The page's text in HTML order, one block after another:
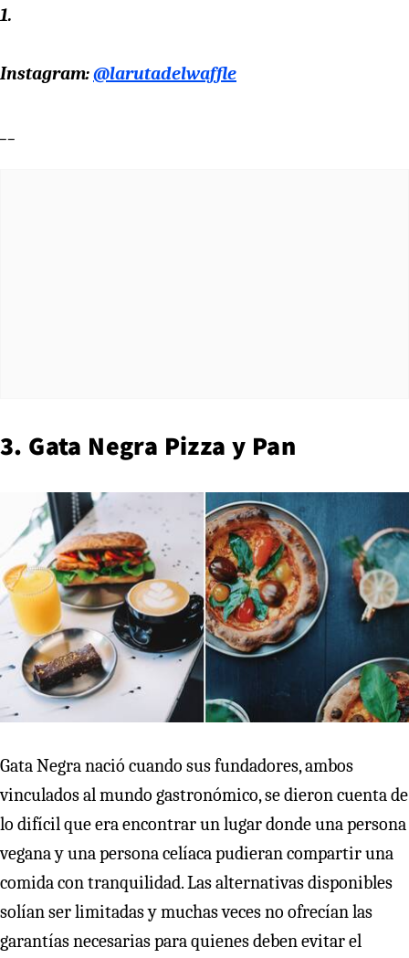
1.
Instagram:@larutadelwaffle
3. Gata Negra Pizza y Pan
Gata Negra nació cuando sus fundadores, ambos
vinculados al mundo gastronómico, se dieron cuenta de
lo difícil que era encontrar un lugar donde una persona
vegana y una persona celíaca pudieran compartir una
comida con tranquilidad. Las alternativas disponibles
solían ser limitadas y muchas veces no ofrecían las
garantías necesarias para quienes deben evitar el